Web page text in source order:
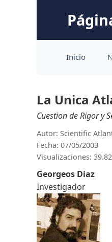
Inicio
La Unica
Cuestion de Rigor y
Autor: Scientific
Fecha: 07/05/2003
Visualizaciones:
Georgeos Diaz
Investigador